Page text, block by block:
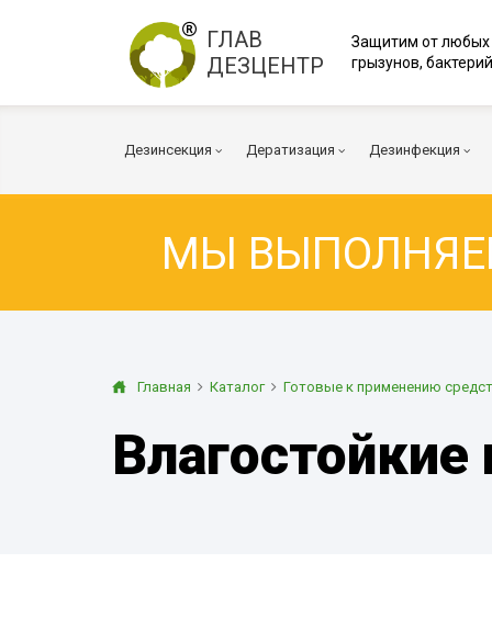
ГЛАВ
ДЕЗЦЕНТР
Защитим от любых
грызунов,
Дезинсекция
Тараканы
Осы
Дератизация
Мыши
Дезинфекция
Коронавирус
Транспорт
МЫ
Главная Каталог Готовые к применению